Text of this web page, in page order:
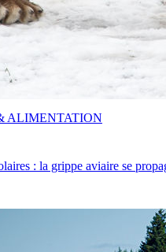
: la grippe aviaire se
ALIMENTATION